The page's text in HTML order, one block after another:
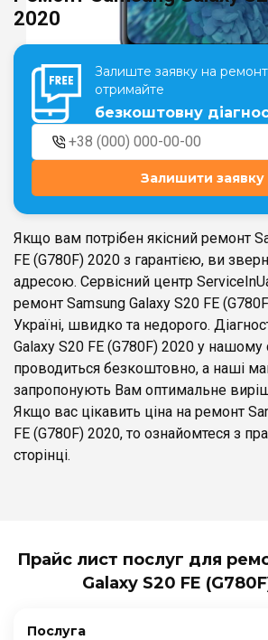
Театральна
м. Київ, вул. Хрещатик 44-A м. Київ,
Оболонь
м. Київ, ТЦ LAKE PLAZA, вул. Героїв
полку “Азов”, 12
Палац
м. Київ,
м. Київ, Комфорт Таун, вул.
Березнева, 16, корпус 3
UK
2020
Залиште заявку на ремонт
отримайте
безкоштовну
Залишити заявку
Якщо вам потрібен якісний ремонт
FE (G780F) 2020 з гарантією, ви
адресою. Сервісний центр
ремонт Samsung Galaxy S20 FE
Україні, швидко та недорого.
Galaxy S20 FE (G780F) 2020 у нашому
проводиться безкоштовно, а наші
запропонують Вам оптимальне
Якщо вас цікавить ціна на ремонт
FE (G780F) 2020, то ознайомтеся з
сторінці.
Прайс лист послуг для
Galaxy S20 FE
Послуга